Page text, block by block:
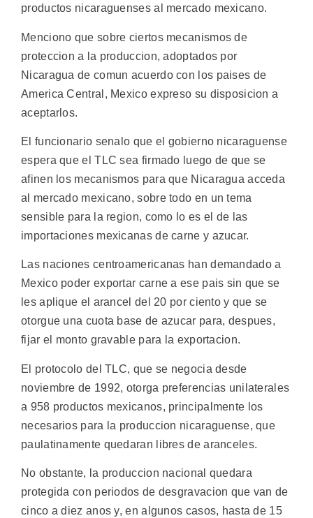
productos nicaraguenses al mercado mexicano.
Menciono que sobre ciertos mecanismos de
proteccion a la produccion, adoptados por
Nicaragua de comun acuerdo con los paises de
America Central, Mexico expreso su disposicion a
aceptarlos.
El funcionario senalo que el gobierno nicaraguense
espera que el TLC sea firmado luego de que se
afinen los mecanismos para que Nicaragua acceda
al mercado mexicano, sobre todo en un tema
sensible para la region, como lo es el de las
importaciones mexicanas de carne y azucar.
Las naciones centroamericanas han demandado a
Mexico poder exportar carne a ese pais sin que se
les aplique el arancel del 20 por ciento y que se
otorgue una cuota base de azucar para, despues,
fijar el monto gravable para la exportacion.
El protocolo del TLC, que se negocia desde
noviembre de 1992, otorga preferencias unilaterales
a 958 productos mexicanos, principalmente los
necesarios para la produccion nicaraguense, que
paulatinamente quedaran libres de aranceles.
No obstante, la produccion nacional quedara
protegida con periodos de desgravacion que van de
cinco a diez anos y, en algunos casos, hasta de 15